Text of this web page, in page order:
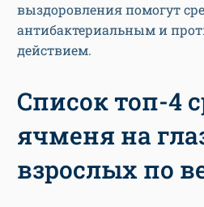
выздоровления помогут
антибактериальным и
действием.
Список топ-4
ячменя на
взрослых по